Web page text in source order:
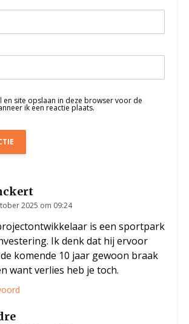
en site opslaan in deze browser voor de
ik een reactie plaats.
2025 om 09:24
is een sportpark
Ik denk dat hij ervoor
komende 10 jaar gewoon braak
want verlies heb je toch.